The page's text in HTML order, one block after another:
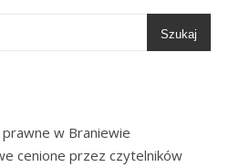
Szukaj
w Braniewie
cenione przez czytelników